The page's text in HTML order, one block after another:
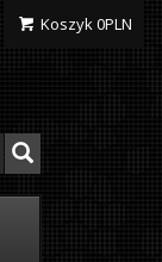
Koszyk0PLN